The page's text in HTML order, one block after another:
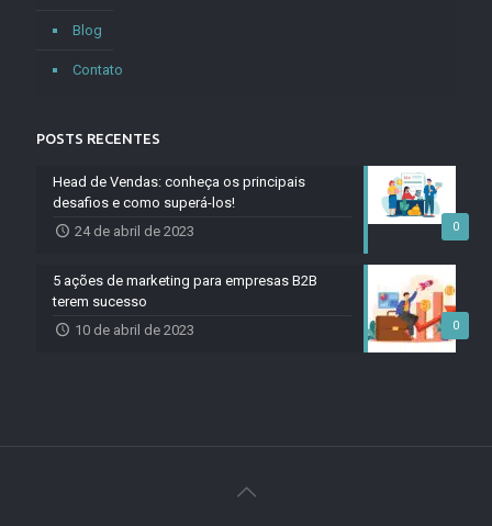
Blog
Contato
POSTS RECENTES
0
Head de Vendas: conheça os principais
desafios e como superá-los!
24 de abril de 2023
0
5 ações de marketing para empresas B2B
terem sucesso
10 de abril de 2023